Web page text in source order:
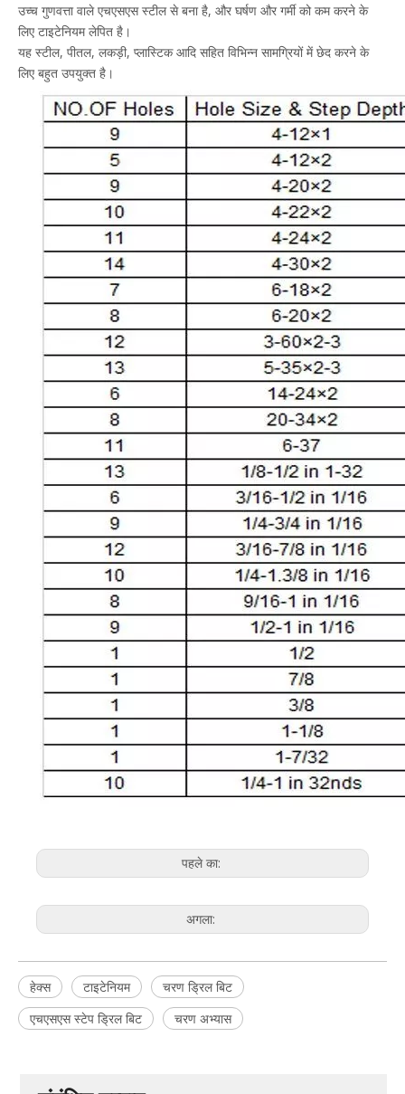
उच्च गुणवत्ता वाले एचएसएस स्टील से बना है, और घर्षण और गर्मी को कम करने के
लिए टाइटेनियम लेपित है।
यह स्टील, पीतल, लकड़ी, प्लास्टिक आदि सहित विभिन्न सामग्रियों में छेद करने के
लिए बहुत उपयुक्त है।
पहले का:
अगला:
हेक्स टाइटेनियम
चरण ड्रिल बिट
एचएसएस स्टेप ड्रिल बिट
चरण अभ्यास